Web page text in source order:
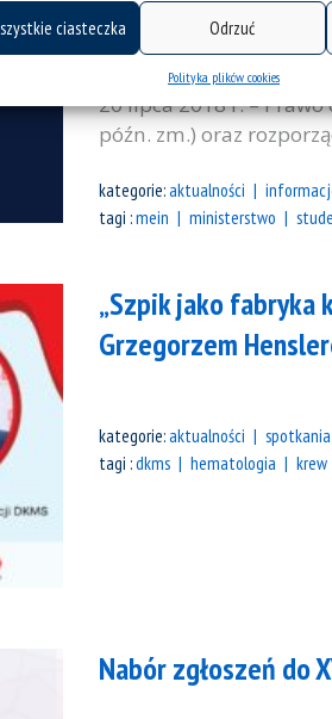
ciasteczka Odrzuć
Polityka plików cookies
Informacja w sprawie
2023/2024 dla
20 lipca 2018 r. – Prawo
późn. zm.) oraz
kategorie:aktualności
tagi :mein ministerstwo
„Szpik jako fabryka
Grzegorzem
kategorie:aktualności
tagi :dkms hematologia krew
Nabór zgłoszeń do